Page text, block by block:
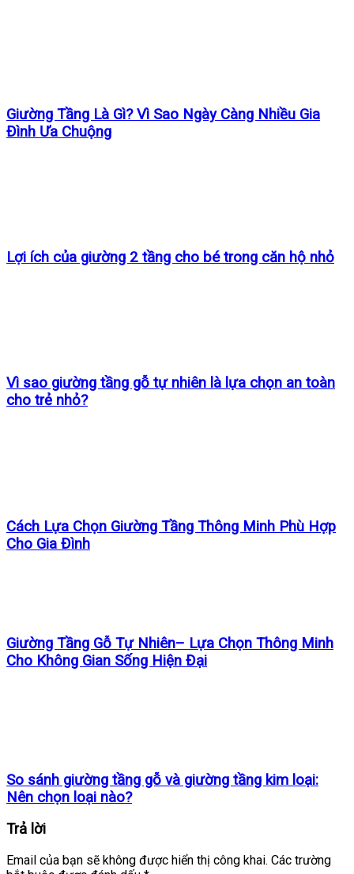
Giường Tầng Là Gì? Vì Sao Ngày Càng Nhiều Gia
Đình Ưa Chuộng
Lợi ích của giường 2 tầng cho bé trong căn hộ nhỏ
Vì sao giường tầng gỗ tự nhiên là lựa chọn an toàn
cho trẻ nhỏ?
Cách Lựa Chọn Giường Tầng Thông Minh Phù Hợp
Cho Gia Đình
Giường Tầng Gỗ Tự Nhiên– Lựa Chọn Thông Minh
Cho Không Gian Sống Hiện Đại
So sánh giường tầng gỗ và giường tầng kim loại:
Nên chọn loại nào?
Trả lời
Email của bạn sẽ không được hiển thị công khai. Các trường